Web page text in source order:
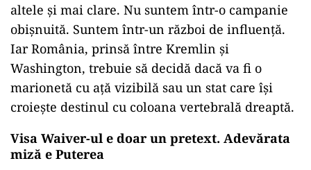
altele și mai clare. Nu suntem într-o campanie
obișnuită. Suntem într-un război de influență.
Iar România, prinsă între Kremlin și
Washington, trebuie să decidă dacă va fi o
marionetă cu ață vizibilă sau un stat care își
croiește destinul cu coloana vertebrală dreaptă.
Visa Waiver-ul e doar un pretext. Adevărata
miză e Puterea